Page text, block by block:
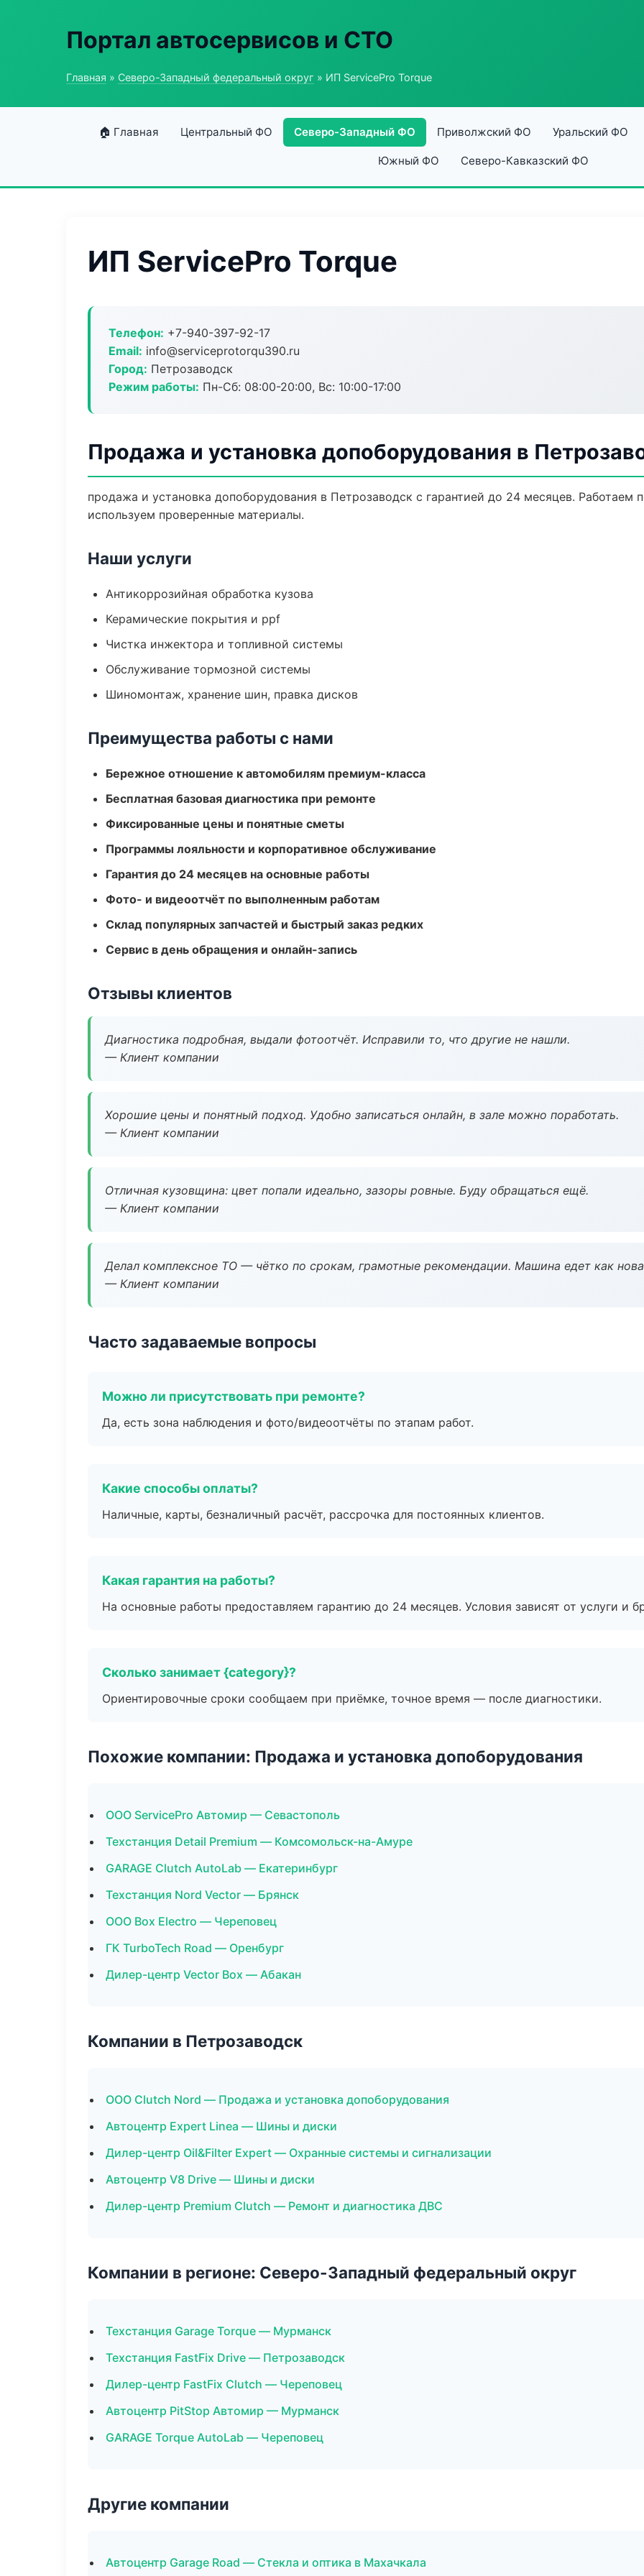
Портал автосервисов и СТО
Главная » Северо-Западный федеральный округ » ИП ServicePro Torque
🏠 Главная Центральный ФО Северо-Западный ФО Приволжский ФО Уральский ФО
Южный ФО Северо-Кавказский ФО
ИП ServicePro Torque
Телефон: +7-940-397-92-17
Email: info@serviceprotorqu390.ru
Город: Петрозаводск
Режим работы: Пн-Сб: 08:00-20:00, Вс: 10:00-17:00
Продажа и установка допоборудования в
продажа и установка допоборудования в Петрозаводск с гарантией до 24 месяцев. Работаем
используем проверенные материалы.
Наши услуги
Антикоррозийная обработка кузова
Керамические покрытия и ppf
Чистка инжектора и топливной системы
Обслуживание тормозной системы
Шиномонтаж, хранение шин, правка дисков
Преимущества работы с нами
Бережное отношение к автомобилям премиум-класса
Бесплатная базовая диагностика при ремонте
Фиксированные цены и понятные сметы
Программы лояльности и корпоративное обслуживание
Гарантия до 24 месяцев на основные работы
Фото- и видеоотчёт по выполненным работам
Склад популярных запчастей и быстрый заказ редких
Сервис в день обращения и онлайн-запись
Отзывы клиентов
Диагностика подробная, выдали фотоотчёт. Исправили то, что другие не нашли.
— Клиент компании
Хорошие цены и понятный подход. Удобно записаться онлайн, в зале можно поработать.
— Клиент компании
Отличная кузовщина: цвет попали идеально, зазоры ровные. Буду обращаться ещё.
— Клиент компании
Делал комплексное ТО — чётко по срокам, грамотные рекомендации. Машина едет как
— Клиент компании
Часто задаваемые вопросы
Можно ли присутствовать при ремонте?
Да, есть зона наблюдения и фото/видеоотчёты по этапам работ.
Какие способы оплаты?
Наличные, карты, безналичный расчёт, рассрочка для постоянных клиентов.
Какая гарантия на работы?
На основные работы предоставляем гарантию до 24 месяцев. Условия зависят от услуги и
Сколько занимает {category}?
Ориентировочные сроки сообщаем при приёмке, точное время — после диагностики.
Похожие компании: Продажа и установка допоборудования
ООО ServicePro Автомир — Севастополь
Техстанция Detail Premium — Комсомольск-на-Амуре
GARAGE Clutch AutoLab — Екатеринбург
Техстанция Nord Vector — Брянск
ООО Box Electro — Череповец
ГК TurboTech Road — Оренбург
Дилер-центр Vector Box — Абакан
Компании в Петрозаводск
ООО Clutch Nord — Продажа и установка допоборудования
Автоцентр Expert Linea — Шины и диски
Дилер-центр Oil&Filter Expert — Охранные системы и сигнализации
Автоцентр V8 Drive — Шины и диски
Дилер-центр Premium Clutch — Ремонт и диагностика ДВС
Компании в регионе: Северо-Западный федеральный округ
Техстанция Garage Torque — Мурманск
Техстанция FastFix Drive — Петрозаводск
Дилер-центр FastFix Clutch — Череповец
Автоцентр PitStop Автомир — Мурманск
GARAGE Torque AutoLab — Череповец
Другие компании
Автоцентр Garage Road — Стекла и оптика в Махачкала